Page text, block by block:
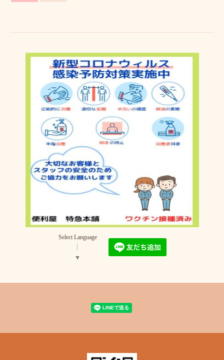
Select Language
▼